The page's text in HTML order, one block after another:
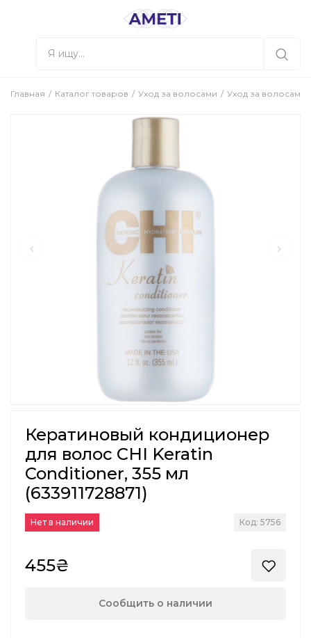
Главная Каталог товаров Уход за волосами Уход за волосами
Кератиновый кондиционер
для волос CHI Keratin
Conditioner, 355 мл
(633911728871)
Нет в наличии Код: 5756
455₴
Сообщить о наличии